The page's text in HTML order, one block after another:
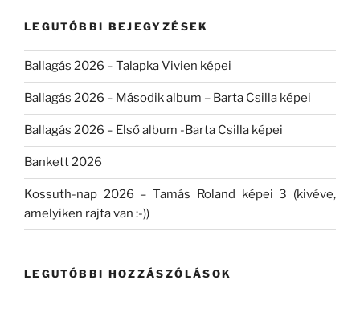
LEGUTÓBBI BEJEGYZÉSEK
Ballagás 2026 – Talapka Vivien képei
Ballagás 2026 – Második album – Barta Csilla képei
Ballagás 2026 – Első album -Barta Csilla képei
Bankett 2026
Kossuth-nap 2026 – Tamás Roland képei 3 (kivéve,
amelyiken rajta van :-))
LEGUTÓBBI HOZZÁSZÓLÁSOK